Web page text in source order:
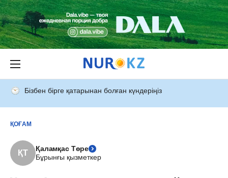
Бізбен бірге қатарынан болған күндеріңіз
ҚОҒАМ
ҚТ
Қаламқас Төре
Бұрынғы қызметкер